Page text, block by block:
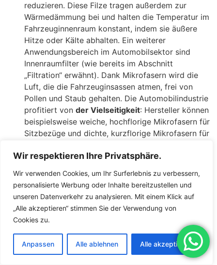
Wir respektieren Ihre Privatsphäre.
Wir verwenden Cookies, um Ihr Surferlebnis zu verbessern,
personalisierte Werbung oder Inhalte bereitzustellen und
unseren Datenverkehr zu analysieren. Mit einem Klick auf
„Alle akzeptieren“ stimmen Sie der Verwendung von
Cookies zu.
Anpassen Alle ablehnen Alle akzeptieren
reduzieren. Diese Filze tragen außerdem zur
Wärmedämmung bei und halten die Temperatur im
Fahrzeuginnenraum konstant, indem sie äußere
Hitze oder Kälte abhalten. Ein weiterer
Anwendungsbereich im Automobilsektor sind
Innenraumfilter (wie bereits im Abschnitt
„Filtration“ erwähnt). Dank Mikrofasern wird die
Luft, die die Fahrzeuginsassen atmen, frei von
Pollen und Staub gehalten. Die Automobilindustrie
profitiert von der Vielseitigkeit: Hersteller können
beispielsweise weiche, hochflorige Mikrofasern für
Sitzbezüge und dichte, kurzflorige Mikrofasern für
verwenden. Angesichts des wachsenden Fokus auf
Nachhaltigkeit erforschen einige
Automobilhersteller auch recycelte Mikrofasern für
den Innenraum. Insgesamt tragen
Mikrofasertextilien zu komfortablen, stilvollen und
leistungsstarken Fahrzeugen bei, die gleichzeitig
strenge Anforderungen an die Haltbarkeit erfüllen
Heimtextilien:Mikrofaser hat sich im Bereich der